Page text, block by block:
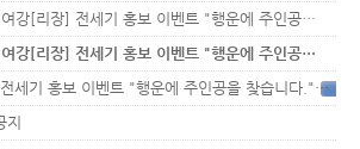
강[리장] 전세기 홍보 이벤트 "행운에 주인공…
강[리장] 전세기 홍보 이벤트 "행운에 주인공…
[무안공항 활성화] 가을전세기 홍보 이벤트 "행운에 주인공을 찾습니다."33